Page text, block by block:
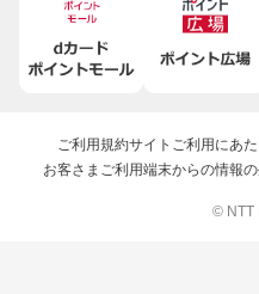
ご利用規約サイトご利用にあ
お客さまご利用端末からの情報
© NTT